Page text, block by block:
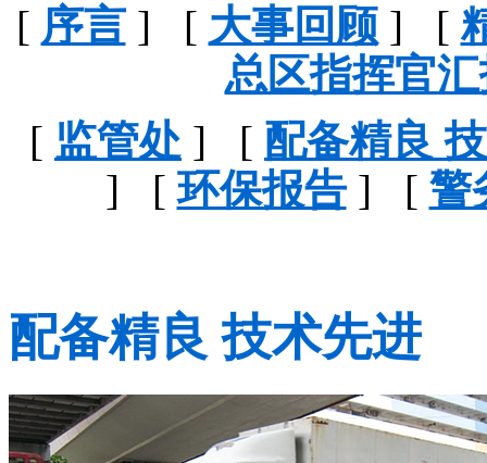
[ 序言] [ 大事回顾] [
总区指挥官
[ 监管处 ] [ 配备精良
] [环保报告] [ 警
配备精良 技术先进